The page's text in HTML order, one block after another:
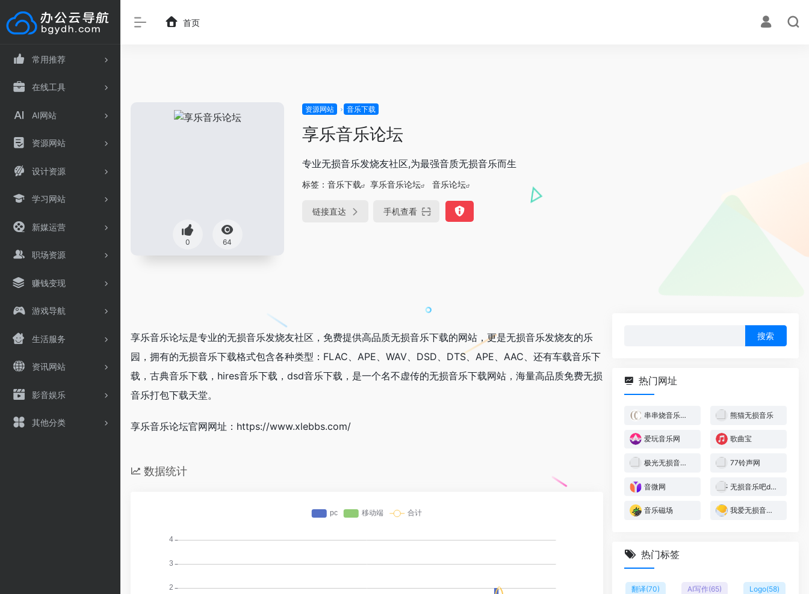
常用推荐
在线工具
AI网站
资源网站
设计资源
学习网站
新媒运营
职场资源
赚钱变现
游戏导航
生活服务
资讯网站
影音娱乐
其他分类
首页
0 64
资源网站 音乐下载
享乐音乐论坛
专业无损音乐发烧友社区,为最强音质无损音乐而生
标签： 音乐下载 享乐音乐论坛 音乐论坛
链接直达 手机查看
享乐音乐论坛是专业的无损音乐发烧友社区，免费提供高品质无损音乐下载的网站，更是无损音乐发烧友的乐
园，拥有的无损音乐下载格式包含各种类型：FLAC、APE、WAV、DSD、DTS、APE、AAC、还有车载音乐下
载，古典音乐下载，hires音乐下载，dsd音乐下载，是一个名不虚传的无损音乐下载网站，海量高品质免费无损
音乐打包下载天堂。
享乐音乐论坛官网网址：https://www.xlebbs.com/
数据统计
热门网址
串串烧音乐论坛 熊猫无损音乐
爱玩音乐网 歌曲宝
极光无损音乐网 77铃声网
音微网 无损音乐吧dtshot
音乐磁场 我爱无损音乐网
热门标签
翻译(70) AI写作(65) Logo(58)